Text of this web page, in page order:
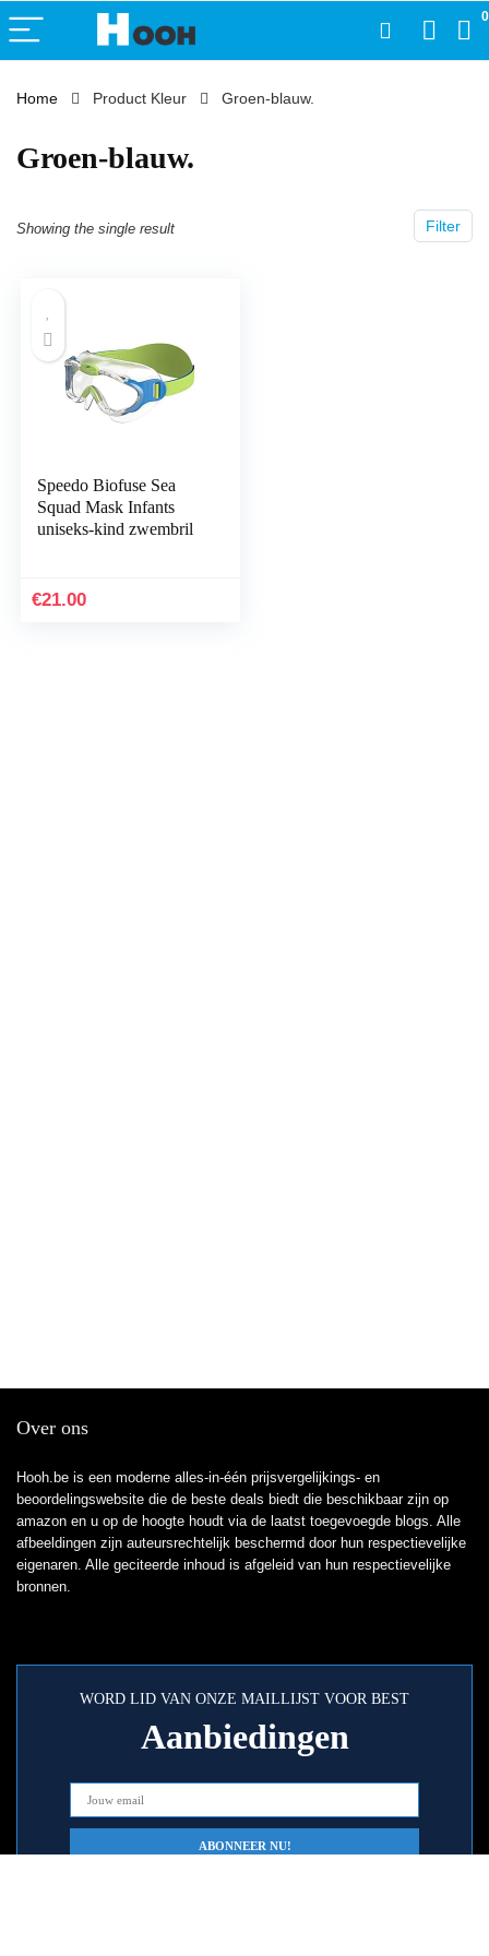
0
Home Product Kleur ‎Groen-blauw.
‎Groen-blauw.
Filter
Showing the single result
Speedo Biofuse Sea
Squad Mask Infants
uniseks-kind zwembril
€21.00
Over ons
Hooh.be is een moderne alles-in-één prijsvergelijkings- en
beoordelingswebsite die de beste deals biedt die beschikbaar zijn op
amazon en u op de hoogte houdt via de laatst toegevoegde blogs. Alle
afbeeldingen zijn auteursrechtelijk beschermd door hun respectievelijke
eigenaren. Alle geciteerde inhoud is afgeleid van hun respectievelijke
bronnen.
WORD LID VAN ONZE MAILLIJST VOOR BEST
Aanbiedingen